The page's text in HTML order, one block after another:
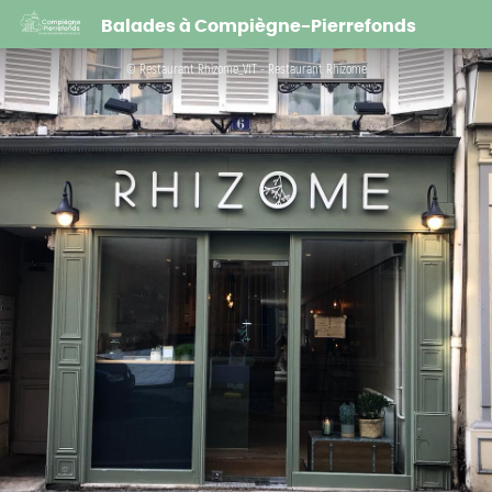
Balades à Compiègne-Pierrefonds
© Restaurant Rhizome_VIT - Restaurant Rhizome